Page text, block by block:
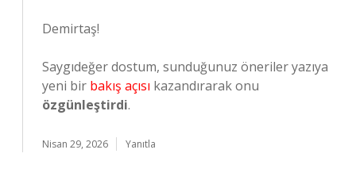
Demirtaş!
Saygıdeğer dostum, sunduğunuz öneriler yazıya
yeni bir bakış açısı kazandırarak onu
özgünleştirdi.
Nisan 29, 2026 Yanıtla